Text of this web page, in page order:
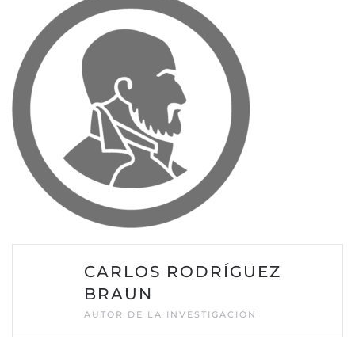
CARLOS RODRÍGUEZ
BRAUN
AUTOR DE LA INVESTIGACIÓN